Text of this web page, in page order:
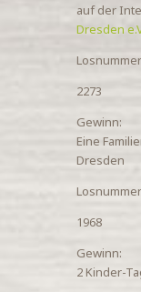
auf der
Dresden
Losnummer
2273
Gewinn:
Eine
Dresden
Losnummer
1968
Gewinn:
2 Kinder-